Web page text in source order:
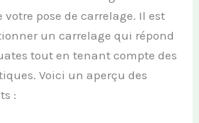
votre pose de carrelage. Il est
un carrelage qui répond
tout en tenant compte des
Voici un aperçu des
: